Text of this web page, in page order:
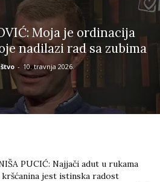
Moja je ordinacija
nadilazi rad sa zubima
- 10. travnja 2026.
PUCIĆ: Najjači adut u rukama
kršćanina jest istinska radost